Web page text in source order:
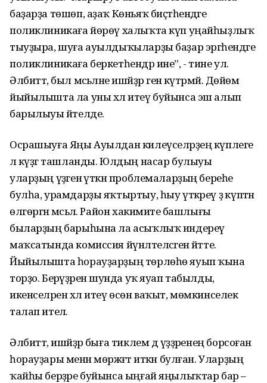
баҙарҙа төшөп, аҙаҡ Көньяҡ биҫтәһендәге
поликлиникаға йөрөү халыҡта күп уңайһыҙлыҡ
тыуҙыра, шуға ауылдыҡыларҙы баҙар эргәһендәге
поликлиникаға беркетһендәр ине”, - тине ул.
Әлбиттә, был мәсьәләне ишәйҙәр генә күтәрмәй. Дөйөм
йыйылышта ла уны хәл итеү буйынса эш алып
барылыуы әйтелде.
Осрашыуға Яңы Ауылдан килеүселәрҙең күплеге
лә күҙгә ташланды. Юлдың насар булыуы
уларҙың үҙәгенә үткән проблемаларҙың береһе
булһа, урамдарҙы яҡтыртыу, һыу үткәреү ҙә күптән
өлгөргән мәсьәлә. Район хакимиәте башлығы
быларҙың барыһына ла асыҡлыҡ индереү
маҡсатында комиссия йүнәлтеләсәген әйтте.
Йыйылышта һорауҙарҙың төрлөһө яуып ҡына
торҙо. Берәүҙәренә шунда уҡ яуап табылды,
икенселәрен хәл итеү өсөн ваҡыт, мөмкинселек
талап ителә.
Әлбиттә, ишәйҙәр быға тиклем дә үҙҙәренең борсоған
һорауҙары менән мөрәжәғәт иткән булған. Уларҙың
ҡайһы берҙәре буйынса ыңғай яңылыҡтар бар –